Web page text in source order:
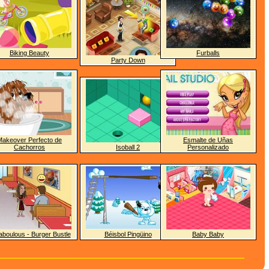
Biking Beauty
Perfecto de
Cachorros
- Burger Bustle
Party Down
Isoball 2
Béisbol Pingüino
Furballs
Esmalte de Uñas
Personalizado
Baby Baby